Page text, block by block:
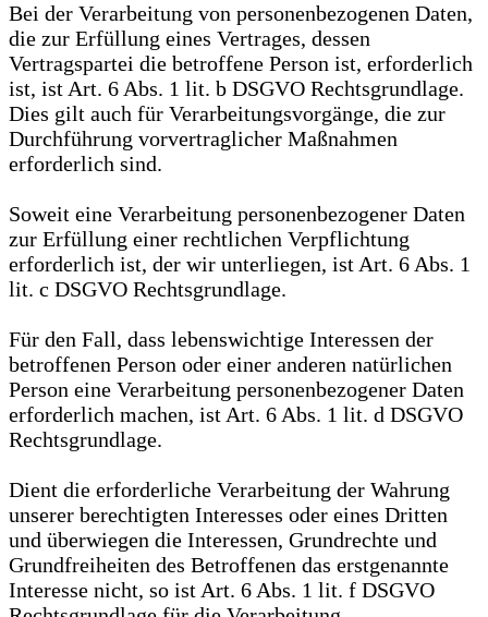
Bei der Verarbeitung von personenbezogenen Daten,
die zur Erfüllung eines Vertrages, dessen
Vertragspartei die betroffene Person ist, erforderlich
ist, ist Art. 6 Abs. 1 lit. b DSGVO Rechtsgrundlage.
Dies gilt auch für Verarbeitungsvorgänge, die zur
Durchführung vorvertraglicher Maßnahmen
erforderlich sind.
Soweit eine Verarbeitung personenbezogener Daten
zur Erfüllung einer rechtlichen Verpflichtung
erforderlich ist, der wir unterliegen, ist Art. 6 Abs. 1
lit. c DSGVO Rechtsgrundlage.
Für den Fall, dass lebenswichtige Interessen der
betroffenen Person oder einer anderen natürlichen
Person eine Verarbeitung personenbezogener Daten
erforderlich machen, ist Art. 6 Abs. 1 lit. d DSGVO
Rechtsgrundlage.
Dient die erforderliche Verarbeitung der Wahrung
unserer berechtigten Interesses oder eines Dritten
und überwiegen die Interessen, Grundrechte und
Grundfreiheiten des Betroffenen das erstgenannte
Interesse nicht, so ist Art. 6 Abs. 1 lit. f DSGVO